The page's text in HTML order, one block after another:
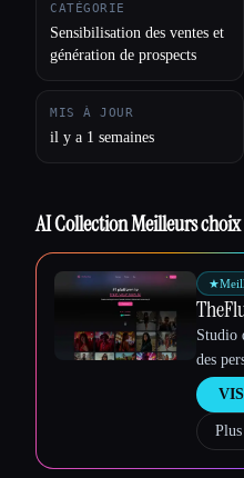
CATÉGORIE
Sensibilisation des ventes et
génération de prospects
MIS À JOUR
il y a 1 semaines
AI Collection Meilleurs choix
★
Studio
des
des